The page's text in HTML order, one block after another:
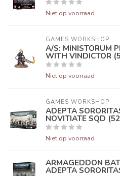
Niet op voorraad
GAMES WORKSHOP
A/S: MINISTORUM
WITH VINDICTOR
Niet op voorraad
GAMES WORKSHOP
ADEPTA
NOVITIATE SQD
Niet op voorraad
ARMAGEDDON
ADEPTA